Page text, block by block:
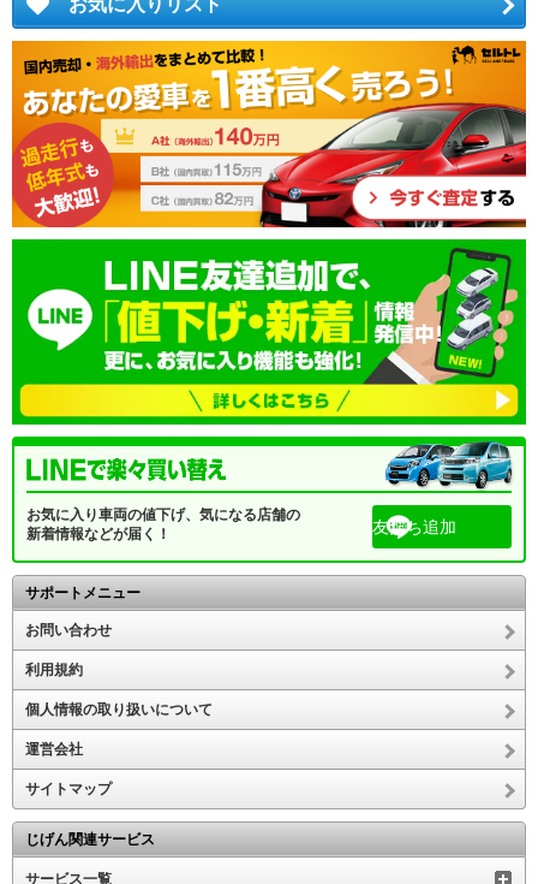
お気に入りリスト
お気に入り車両の値下げ、気になる店舗の
新着情報などが届く！
友だち追加
サポートメニュー
お問い合わせ
利用規約
個人情報の取り扱いについて
運営会社
サイトマップ
じげん関連サービス
サービス一覧